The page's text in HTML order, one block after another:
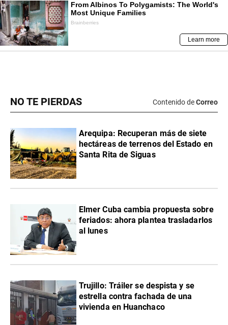
NO TE PIERDAS Contenido deCorreo
Arequipa: Recuperan más de siete
hectáreas de terrenos del Estado en
Santa Rita de Siguas
Elmer Cuba cambia propuesta sobre
feriados: ahora plantea trasladarlos
al lunes
Trujillo: Tráiler se despista y se
estrella contra fachada de una
vivienda en Huanchaco